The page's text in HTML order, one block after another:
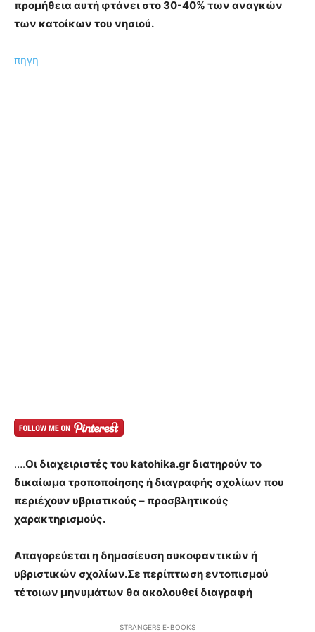
προμήθεια αυτή φτάνει στο 30-40% των αναγκών
των κατοίκων του νησιού.
πηγη
….Οι διαχειριστές του katohika.gr διατηρούν το
δικαίωμα τροποποίησης ή διαγραφής σχολίων που
περιέχουν υβριστικούς – προσβλητικούς
χαρακτηρισμούς.
Απαγορεύεται η δημοσίευση συκοφαντικών ή
υβριστικών σχολίων.Σε περίπτωση εντοπισμού
τέτοιων μηνυμάτων θα ακολουθεί διαγραφή
STRANGERS E-BOOKS